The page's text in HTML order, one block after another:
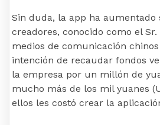
Sin duda, la app ha aumentado
creadores, conocido como el
medios de comunicación
intención de recaudar fondos
la empresa por un millón de
mucho más de los mil yuanes
ellos les costó crear la